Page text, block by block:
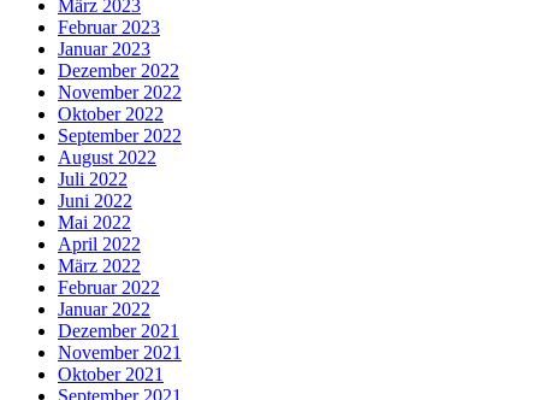
März 2023
Februar 2023
Januar 2023
Dezember 2022
November 2022
Oktober 2022
September 2022
August 2022
Juli 2022
Juni 2022
Mai 2022
April 2022
März 2022
Februar 2022
Januar 2022
Dezember 2021
November 2021
Oktober 2021
September 2021